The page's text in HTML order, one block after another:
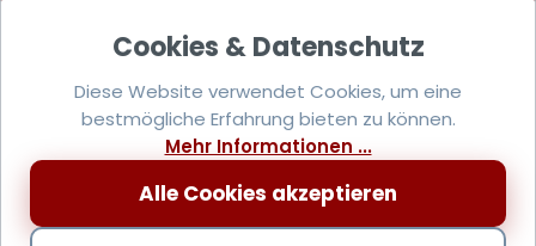
Diese Website verwendet Cookies, um eine
bestmögliche Erfahrung bieten zu können.
Mehr Informationen ...
Alle Cookies akzeptieren